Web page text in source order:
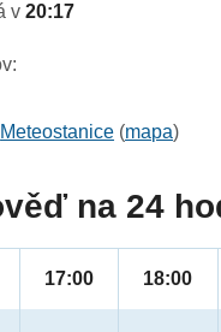
v20:17
Meteostanice (mapa)
na 24
17:00 18:00